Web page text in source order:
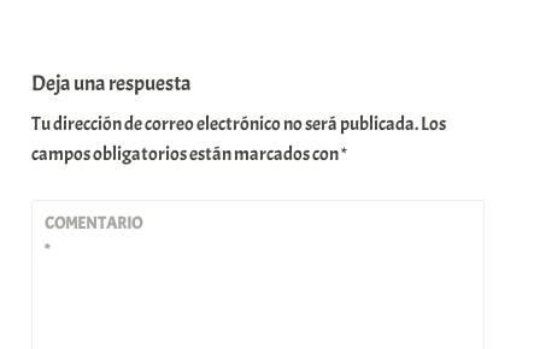
Deja una respuesta
Tu dirección de correo electrónico no será publicada.Los
campos obligatorios están marcados con*
COMENTARIO
*